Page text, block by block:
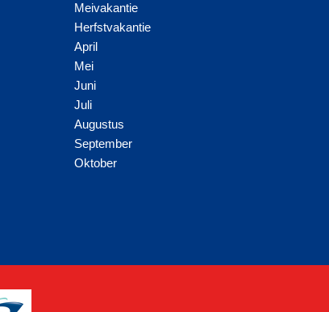
Meivakantie
Herfstvakantie
April
Mei
Juni
Juli
Augustus
September
Oktober